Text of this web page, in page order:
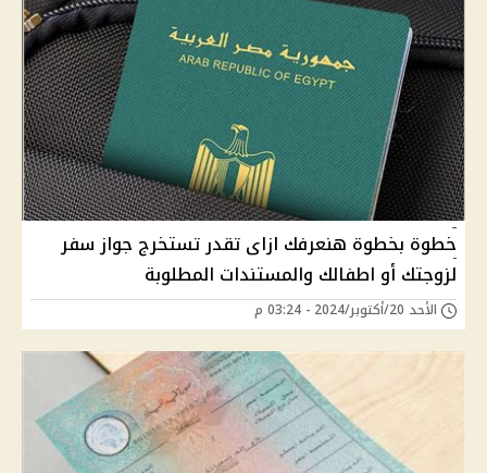
خطوة بخطوة هنعرفك ازاى تقدر تستخرج جواز سفر
لزوجتك أو اطفالك والمستندات المطلوبة
الأحد 20/أكتوبر/2024 - 03:24 م